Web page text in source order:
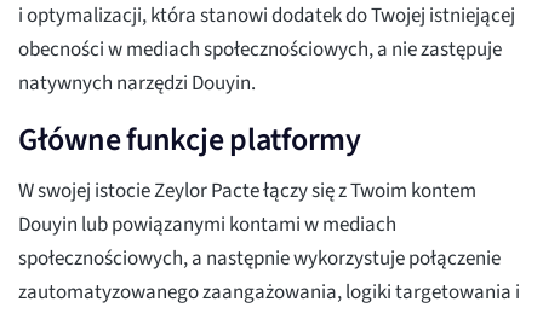
i optymalizacji, która stanowi dodatek do Twojej istniejącej
obecności w mediach społecznościowych, a nie zastępuje
natywnych narzędzi Douyin.
Główne funkcje platformy
W swojej istocie Zeylor Pacte łączy się z Twoim kontem
Douyin lub powiązanymi kontami w mediach
społecznościowych, a następnie wykorzystuje połączenie
zautomatyzowanego zaangażowania, logiki targetowania i